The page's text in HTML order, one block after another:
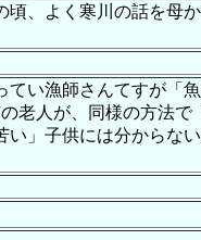
頃、よく寒川の話を母
てい漁師さんてすが「
老人が、同様の方法で
」子供には分からな